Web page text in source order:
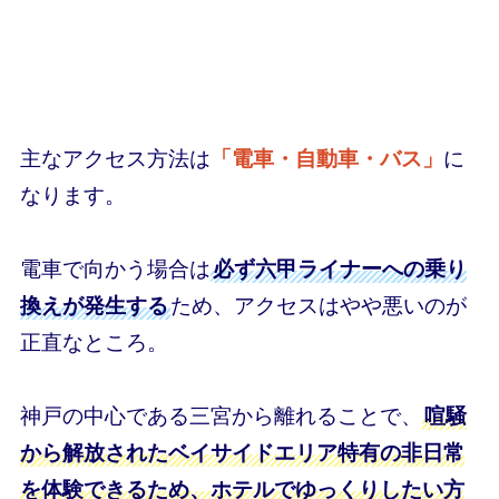
主なアクセス方法は 「電車・自動車・バス」 に
なります。
電車で向かう場合は必ず六甲ライナーへの乗り
換えが発生するため、アクセスはやや悪いのが
正直なところ。
神戸の中心である三宮から離れることで、 喧騒
から解放されたベイサイドエリア特有の非日常
を体験できるため、ホテルでゆっくりしたい方